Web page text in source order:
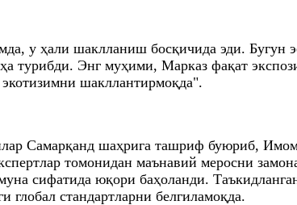
у ҳали шаклланиш босқичида эди. Бугун
турибди. Энг муҳими, Марказ фақат
шакллантирмоқда".
Самарқанд шаҳрига ташриф буюриб,
томонидан маънавий меросни
сифатида юқори баҳоланди.
глобал стандартларни белгиламоқда.